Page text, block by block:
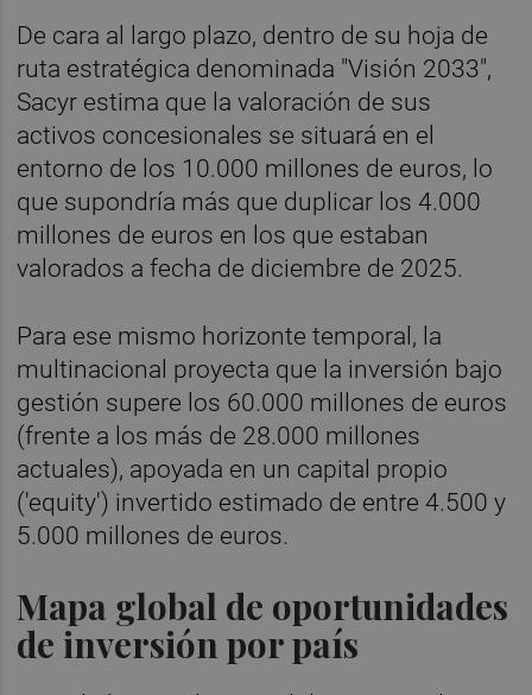
De cara al largo plazo, dentro de su hoja de
ruta estratégica denominada "Visión 2033",
Sacyr estima que la valoración de sus
activos concesionales se situará en el
entorno de los 10.000 millones de euros, lo
que supondría más que duplicar los 4.000
millones de euros en los que estaban
valorados a fecha de diciembre de 2025.
Para ese mismo horizonte temporal, la
multinacional proyecta que la inversión bajo
gestión supere los 60.000 millones de euros
(frente a los más de 28.000 millones
actuales), apoyada en un capital propio
('equity') invertido estimado de entre 4.500 y
5.000 millones de euros.
Mapa global de oportunidades
de inversión por país